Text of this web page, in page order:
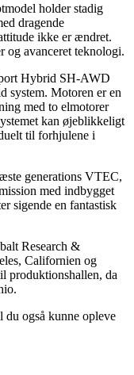
holder stadig
dragende
ikke er ændret.
og avanceret teknologi.
Hybrid SH-AWD
system. Motoren er en
med to elmotorer
kan øjeblikkeligt
til forhjulene i
generations VTEC,
med indbygget
sigende en fantastisk
Research &
Californien og
produktionshallen, da
også kunne opleve